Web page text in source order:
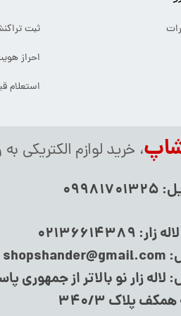
، خرید لوازم الکتریکی
09981701325
زار:02136614389
shopshander@gmail.com
لاله زار نو بالاتر از جمهوری
پلاک ۳۴۰/۳
ثبت
احراز
استعلام